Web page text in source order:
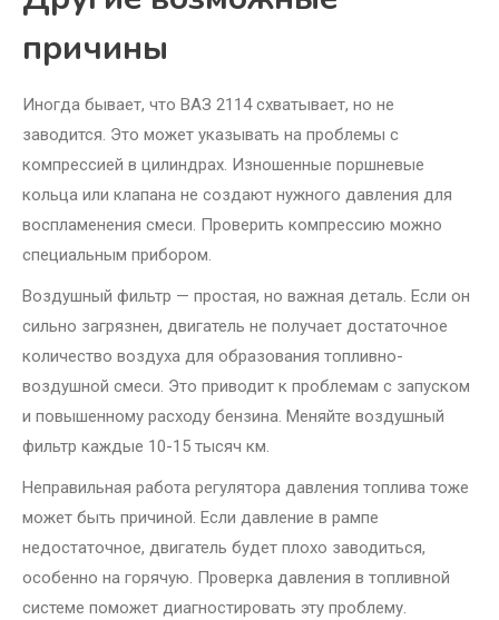
причины
Иногда бывает, что ВАЗ 2114 схватывает, но не
заводится. Это может указывать на проблемы с
компрессией в цилиндрах. Изношенные поршневые
кольца или клапана не создают нужного давления для
воспламенения смеси. Проверить компрессию можно
специальным прибором.
Воздушный фильтр — простая, но важная деталь. Если он
сильно загрязнен, двигатель не получает достаточное
количество воздуха для образования топливно-
воздушной смеси. Это приводит к проблемам с запуском
и повышенному расходу бензина. Меняйте воздушный
фильтр каждые 10-15 тысяч км.
Неправильная работа регулятора давления топлива тоже
может быть причиной. Если давление в рампе
недостаточное, двигатель будет плохо заводиться,
особенно на горячую. Проверка давления в топливной
системе поможет диагностировать эту проблему.